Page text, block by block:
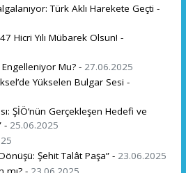
Türk Aklı Harekete Geçti -
Hicri Yılı Mübarek Olsun! -
Mu? - 27.06.2025
Yükselen Bulgar Sesi -
ŞİÖ’nün Gerçekleşen Hedefi ve
- 25.06.2025
Şehit Talât Paşa” - 23.06.2025